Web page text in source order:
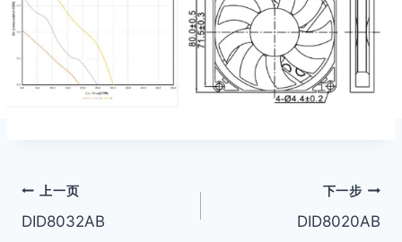
文
章
上一页
DID8032AB
下一步
DID8020AB